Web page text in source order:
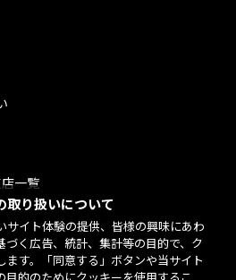
取り扱いについて
サイト体験の提供、皆様の興味にあわ
く広告、統計、集計等の目的で、ク
ます。「同意する」ボタンや当サイト
一覧